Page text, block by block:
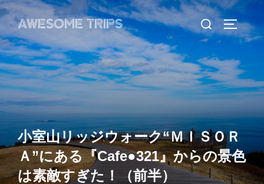
コ
ン
テ
ン
ツ
へ
ス
キ
プ
AWESOME TRIPS
検
索
象:
サイドバ
小室山リッジウォーク“ＭＩＳＯＲ
Ａ”にある『Cafe●321』からの景色
は素敵すぎた！（前半）